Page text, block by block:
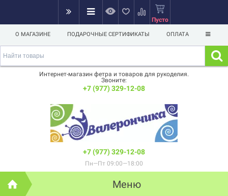
Пусто
О МАГАЗИНЕ ПОДАРОЧНЫЕ СЕРТИФИКАТЫ ОПЛАТА
Интернет-магазин фетра и товаров для рукоделия.
Звоните:
+7 (977) 329-12-08
+7 (977) 329-12-08
Пн—Пт 09:00—18:00
Меню